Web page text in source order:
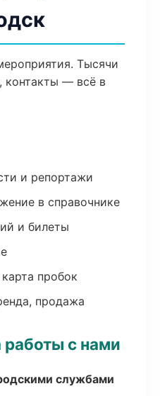
Тысячи
контакты — всё в
и репортажи
в справочнике
и билеты
пробок
продажа
с нами
службами